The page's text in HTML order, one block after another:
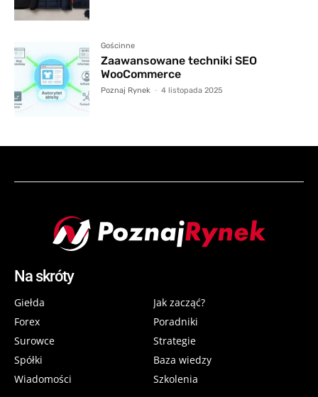
Gościnne
Zaawansowane techniki SEO
WooCommerce
Poznaj Rynek - 4 listopada 2025
Na skróty
Giełda
Forex
Surowce
Spółki
Wiadomości
Jak zacząć?
Poradniki
Strategie
Baza wiedzy
Szkolenia